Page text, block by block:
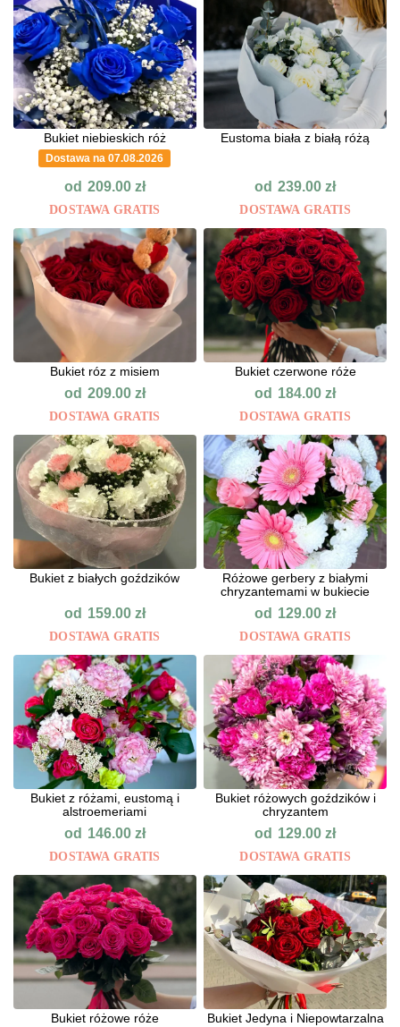
Bukiet niebieskich róż
Dostawa na 07.08.2026
od 209.00 zł
DOSTAWA GRATIS
Eustoma biała z białą różą
od 239.00zł
DOSTAWA GRATIS
Bukiet róz z misiem
od 209.00 zł
DOSTAWA GRATIS
Bukiet czerwone róże
od 184.00zł
DOSTAWA GRATIS
Bukiet z białych goździków
od 159.00 zł
DOSTAWA GRATIS
Różowe gerbery z białymi
chryzantemami w bukiecie
od 129.00zł
DOSTAWA GRATIS
Bukiet z różami, eustomą i
alstroemeriami
od 146.00 zł
DOSTAWA GRATIS
Bukiet różowych goździków i
chryzantem
od 129.00zł
DOSTAWA GRATIS
Bukiet różowe róże Bukiet Jedyna i Niepowtarzalna